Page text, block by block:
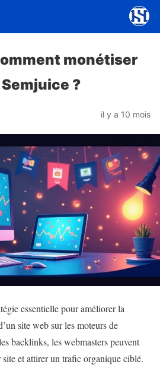
monétiser
?
il y a 10 mois
essentielle pour améliorer la
site web sur les moteurs de
backlinks, les webmasters peuvent
et attirer un trafic organique ciblé.